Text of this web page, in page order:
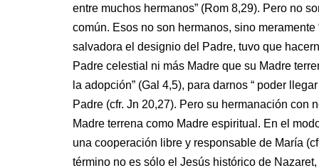
entre muchos hermanos” (Rom 8,29). Pero no
común. Esos no son hermanos, sino
salvadora el designio del Padre, tuvo que
Padre celestial ni más Madre que su Madre
la adopción” (Gal 4,5), para darnos “ poder
Padre (cfr. Jn 20,27). Pero su hermanación con
Madre terrena como Madre espiritual. En el
una cooperación libre y responsable de María
término no es sólo el Jesús histórico de